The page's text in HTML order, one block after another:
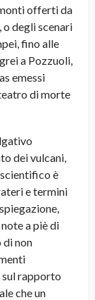
offerti da
o degli scenari
fino alle
a Pozzuoli,
emessi
di morte
dei vulcani,
è
e termini
a piè di
di non
rapporto
che un